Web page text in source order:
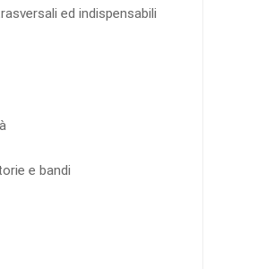
ed indispensabili
e bandi